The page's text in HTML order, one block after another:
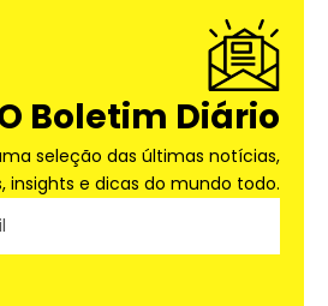
Boletim Diário
seleção das últimas notícias,
insights e dicas do mundo todo.